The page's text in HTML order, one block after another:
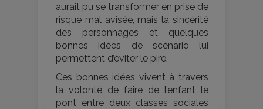
aurait pu se transformer en prise de
risque mal avisée, mais la sincérité
des personnages et quelques
bonnes idées de scénario lui
permettent d’éviter le pire.
Ces bonnes idées vivent à travers
la volonté de faire de l’enfant le
pont entre deux classes sociales